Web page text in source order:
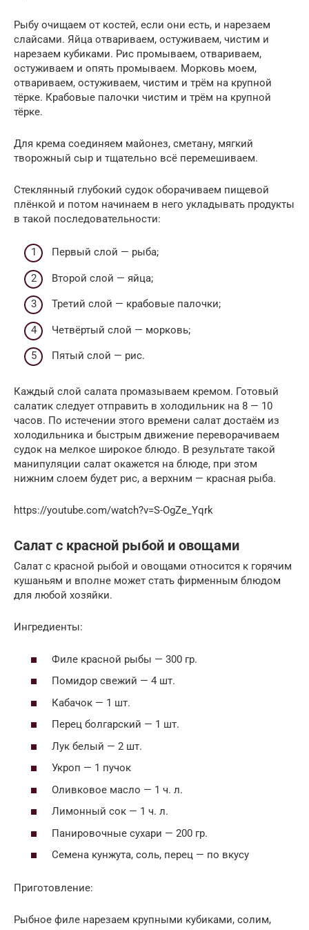
Рыбу очищаем от костей, если они есть, и нарезаем
слайсами. Яйца отвариваем, остуживаем, чистим и
нарезаем кубиками. Рис промываем, отвариваем,
остуживаем и опять промываем. Морковь моем,
отвариваем, остуживаем, чистим и трём на крупной
тёрке. Крабовые палочки чистим и трём на крупной
тёрке.
Для крема соединяем майонез, сметану, мягкий
творожный сыр и тщательно всё перемешиваем.
Стеклянный глубокий судок оборачиваем пищевой
плёнкой и потом начинаем в него укладывать продукты
в такой последовательности:
Первый слой — рыба;
Второй слой — яйца;
Третий слой — крабовые палочки;
Четвёртый слой — морковь;
Пятый слой — рис.
Каждый слой салата промазываем кремом. Готовый
салатик следует отправить в холодильник на 8 — 10
часов. По истечении этого времени салат достаём из
холодильника и быстрым движение переворачиваем
судок на мелкое широкое блюдо. В результате такой
манипуляции салат окажется на блюде, при этом
нижним слоем будет рис, а верхним — красная рыба.
https://youtube.com/watch?v=S-OgZe_Yqrk
Салат с красной рыбой и овощами
Салат с красной рыбой и овощами относится к горячим
кушаньям и вполне может стать фирменным блюдом
для любой хозяйки.
Ингредиенты:
Филе красной рыбы — 300 гр.
Помидор свежий — 4 шт.
Кабачок — 1 шт.
Перец болгарский — 1 шт.
Лук белый — 2 шт.
Укроп — 1 пучок
Оливковое масло — 1 ч. л.
Лимонный сок — 1 ч. л.
Панировочные сухари — 200 гр.
Семена кунжута, соль, перец — по вкусу
Приготовление:
Рыбное филе нарезаем крупными кубиками, солим,